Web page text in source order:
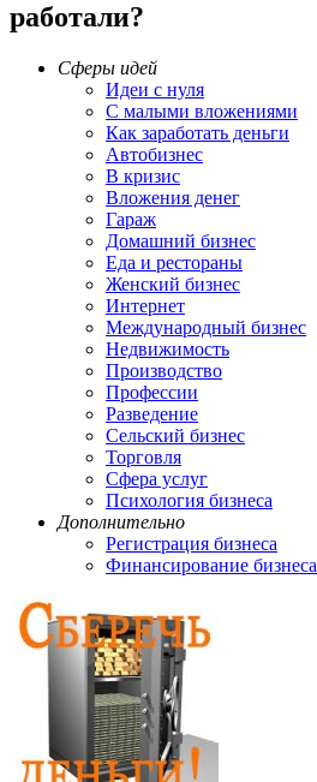
работали?
Сферы идей
Идеи с нуля
С малыми вложениями
Как заработать деньги
Автобизнес
В кризис
Вложения денег
Гараж
Домашний бизнес
Еда и рестораны
Женский бизнес
Интернет
Международный бизнес
Недвижимость
Производство
Профессии
Разведение
Сельский бизнес
Торговля
Сфера услуг
Психология бизнеса
Дополнительно
Регистрация бизнеса
Финансирование бизнеса